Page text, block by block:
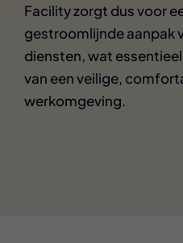
Facility zorgt dus voor
gestroomlijnde aanpak
diensten, wat
van een veilige,
werkomgeving.